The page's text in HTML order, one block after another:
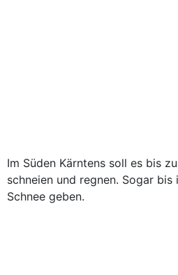
Im Süden Kärntens soll es bis
schneien und regnen. Sogar
Schnee geben.